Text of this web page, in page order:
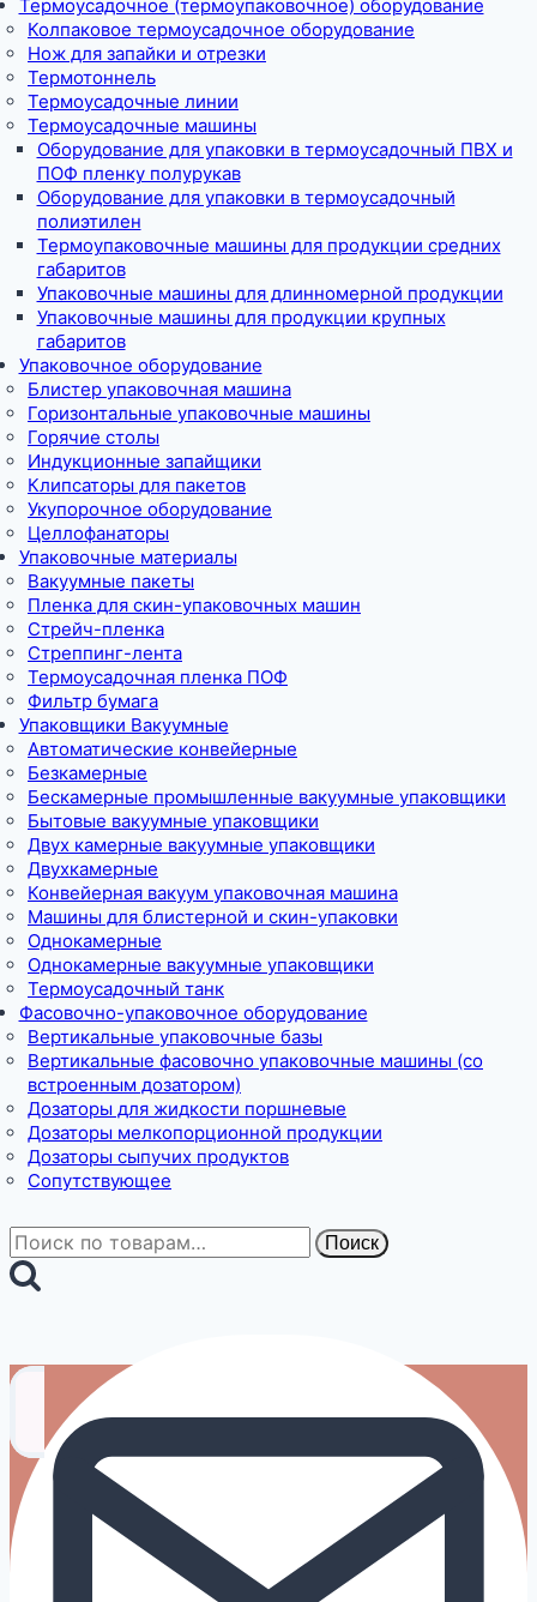
Термоусадочное (термоупаковочное) оборудование
Колпаковое термоусадочное оборудование
Нож для запайки и отрезки
Термотоннель
Термоусадочные линии
Термоусадочные машины
Оборудование для упаковки в термоусадочный ПВХ и
ПОФ пленку полурукав
Оборудование для упаковки в термоусадочный
полиэтилен
Термоупаковочные машины для продукции средних
габаритов
Упаковочные машины для длинномерной продукции
Упаковочные машины для продукции крупных
габаритов
Упаковочное оборудование
Блистер упаковочная машина
Горизонтальные упаковочные машины
Горячие столы
Индукционные запайщики
Клипсаторы для пакетов
Укупорочное оборудование
Целлофанаторы
Упаковочные материалы
Вакуумные пакеты
Пленка для скин-упаковочных машин
Стрейч-пленка
Стреппинг-лента
Термоусадочная пленка ПОФ
Фильтр бумага
Упаковщики Вакуумные
Автоматические конвейерные
Безкамерные
Бескамерные промышленные вакуумные упаковщики
Бытовые вакуумные упаковщики
Двух камерные вакуумные упаковщики
Двухкамерные
Конвейерная вакуум упаковочная машина
Машины для блистерной и скин-упаковки
Однокамерные
Однокамерные вакуумные упаковщики
Термоусадочный танк
Фасовочно-упаковочное оборудование
Вертикальные упаковочные базы
Вертикальные фасовочно упаковочные машины (со
встроенным дозатором)
Дозаторы для жидкости поршневые
Дозаторы мелкопорционной продукции
Дозаторы сыпучих продуктов
Сопутствующее
Искать: Поиск